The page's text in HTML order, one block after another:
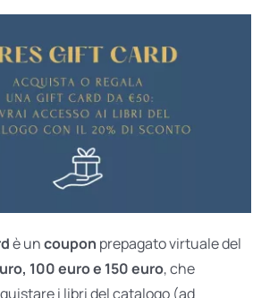
è uncoupon prepagato virtuale del
100 euro e 150 euro, che
i libri del catalogo (ad